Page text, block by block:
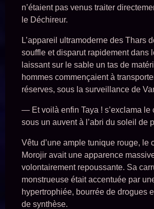
n’étaient pas venus traiter
le Déchireur.
L’appareil ultramoderne des Thars
souffle et disparut rapidement dans
laissant sur le sable un tas de
hommes commençaient à
réserves, sous la surveillance de
— Et voilà enfin Taya ! s’exclama le
sous un auvent à l’abri du soleil de
Vêtu d’une ample tunique rouge, le
Morojir avait une apparence
volontairement repoussante. Sa
monstrueuse était accentuée par
hypertrophiée, bourrée de drogues
de synthèse.